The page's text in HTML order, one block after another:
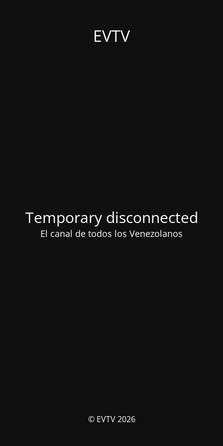
EVTV
Temporary disconnected
El canal de todos los Venezolanos
© EVTV 2026